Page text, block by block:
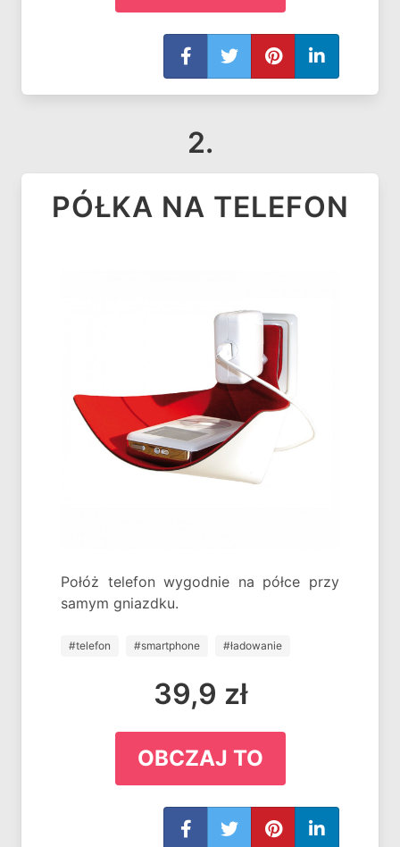
2.
PÓŁKA NA TELEFON
Połóż telefon wygodnie na półce przy
samym gniazdku.
#telefon #smartphone #ładowanie
39,9 zł
OBCZAJ TO